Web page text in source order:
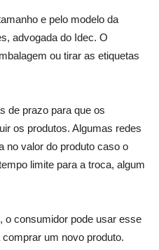
e pelo modelo da
advogada do Idec. O
ou tirar as etiquetas
de prazo para que os
os produtos. Algumas redes
no valor do produto caso o
limite para a troca, algum
o consumidor pode usar esse
um novo produto.